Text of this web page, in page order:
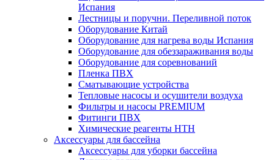
Испания
Лестницы и поручни. Переливной поток
Оборудование Китай
Оборудование для нагрева воды Испания
Оборудование для обеззараживания воды
Оборудование для соревнований
Пленка ПВХ
Сматывающие устройства
Тепловые насосы и осушители воздуха
Фильтры и насосы PREMIUM
Фитинги ПВХ
Химические реагенты HTH
Аксессуары для бассейна
Аксессуары для уборки бассейна